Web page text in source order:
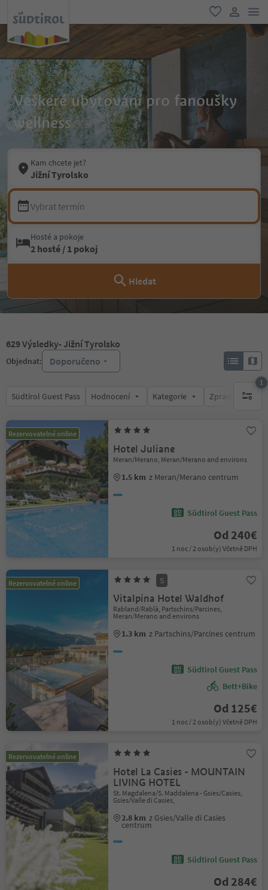
oblíbené
Veškeré ubytování pro fanoušky
wellness
Kam chcete jet?
Jižní Tyrolsko
Vybrat termín
Hosté a pokoje
2 hosté / 1 pokoj
Hledat
629Výsledky- Jižní Tyrolsko
Objednat: Doporučeno
Südtirol Guest Pass Hodnocení Kategorie Zpracovává
1
1
Rezervovatelné online
Hotel Juliane
Meran/Merano, Meran/Merano and environs
1.5 km z Meran/Merano centrum
Südtirol Guest Pass
Od 240€
1 noc / 2 osob(y) Včetně DPH
Rezervovatelné online S
Vitalpina Hotel Waldhof
Rabland/Rablà, Partschins/Parcines,
Meran/Merano and environs
1.3 km z Partschins/Parcines centrum
Südtirol Guest Pass
Bett+Bike
Od 125€
1 noc / 2 osob(y) Včetně DPH
Rezervovatelné online
Hotel La Casies - MOUNTAIN
LIVING HOTEL
St. Magdalena/S. Maddalena - Gsies/Casies,
Gsies/Valle di Casies,
2.8 km z Gsies/Valle di Casies
centrum
Südtirol Guest Pass
Od 284€